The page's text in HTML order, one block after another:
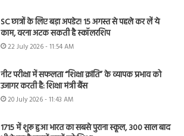
SC छात्रों के लिए बड़ा अपडेट! 15 अगस्त से पहले कर लें ये
काम, वरना अटक सकती है स्कॉलरशिप
22 July 2026 - 11:54 AM
नीट परीक्षा में सफलता “शिक्षा क्रांति” के व्यापक प्रभाव को
उजागर करती है: शिक्षा मंत्री बैंस
20 July 2026 - 11:43 AM
1715 में शुरू हुआ भारत का सबसे पुराना स्कूल, 300 साल बाद